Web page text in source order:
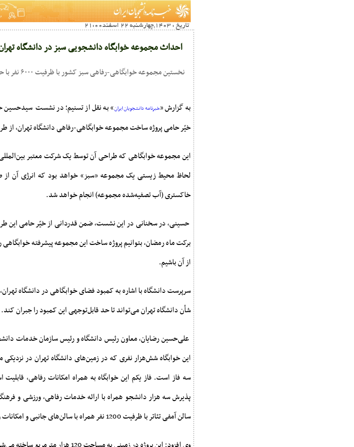
تاریخ : 1403,چهارشنبه 22 اسفند21:00
احداث مجموعه خوابگاه دانشجویی سبز در دانشگاه
نخستین مجموعه خوابگاهی-رفاهی سبز کشور با ظرفیت ۶۰۰۰ نفر با حمایت یکی از خیرین در دانشگاه تهران ساخته می‌شود.
به گزارش «خبرنامه دانشجویان ایران» به نقل از تسنیم؛ در نشست سیدحسین
خیّر حامی پروژه ساخت مجموعه خوابگاهی-رفاهی دانشگاه تهران، از
این مجموعه خوابگاهی که طراحی آن توسط یک شرکت معتبر بین‌المللی
لحاظ محیط زیستی یک مجموعه «سبز» خواهد بود که انرژی آن از
خاکستری (آب تصفیه‌شده مجموعه) انجام خواهد شد.
حسینی، در سخنانی در این نشست، ضمن قدردانی از خیّر حامی این
برکت ماه رمضان، بتوانیم پروژه ساخت این مجموعه پیشرفته
از آن باشیم.
سرپرست دانشگاه با اشاره به کمبود فضای خوابگاهی در دانشگاه
شأن دانشگاه تهران می‌تواند تا حد قابل‌توجهی این کمبود را جبران کند.
علی‌حسین رضایان، معاون رئیس دانشگاه و رئیس سازمان خدمات
این خوابگاه شش‌هزار نفری که در زمین‌های دانشگاه تهران در
سه فاز است. فاز یکم این خوابگاه به همراه امکانات رفاهی،
پذیرش سه هزار دانشجو همراه با ارائه خدمات رفاهی، ورزشی و
سالن آمفی تئاتر با ظرفیت 1200 نفر همراه با سالن‌های جانبی و امکانات رفاهی است.